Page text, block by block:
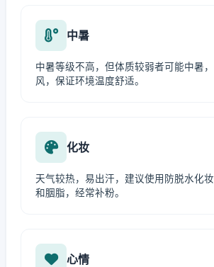
中暑
中暑等级不高，但体质较弱者可能中暑
风，保证环境温度舒适。
化妆
天气较热，易出汗，建议使用防脱水化
和胭脂，经常补粉。
心情